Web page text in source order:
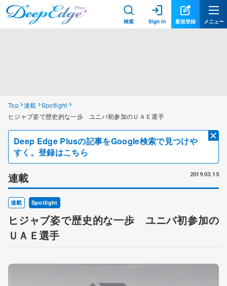
検索 Sign in 新規登録 メニュー
Top 連載
Spotlight
ヒジャブ姿で歴史的な一歩 ユニバ初参加のＵＡＥ選手
Deep Edge Plusの記事をGoogle検索で見つけや
すく。登録はこちら
連載 2019.03.15
連載 Spotlight
ヒジャブ姿で歴史的な一歩 ユニバ初参加の
ＵＡＥ選手